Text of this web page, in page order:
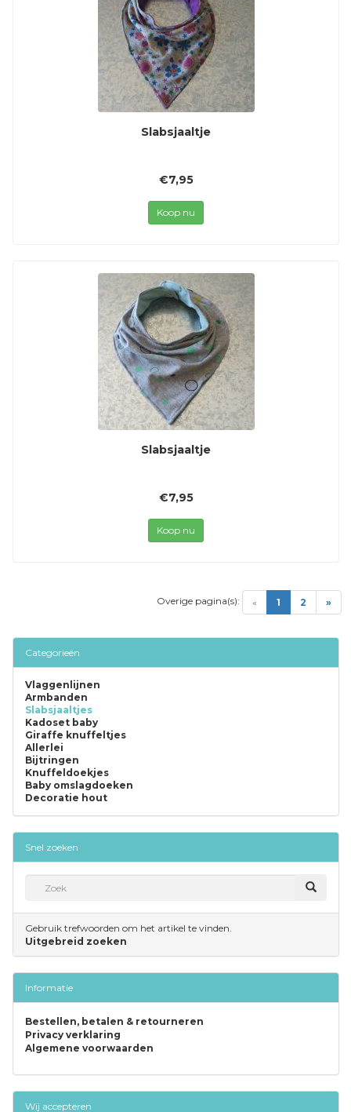
Slabsjaaltje
€7,95
Koop nu
Slabsjaaltje
€7,95
Koop nu
« 1 (current)
2 »
Overige pagina(s):
Categorieën
Vlaggenlijnen
Armbanden
Slabsjaaltjes
Kadoset baby
Giraffe knuffeltjes
Allerlei
Bijtringen
Knuffeldoekjes
Baby omslagdoeken
Decoratie hout
Snel zoeken
Gebruik trefwoorden om het artikel te vinden.
Uitgebreid zoeken
Informatie
Bestellen, betalen & retourneren
Privacy verklaring
Algemene voorwaarden
Wij accepteren